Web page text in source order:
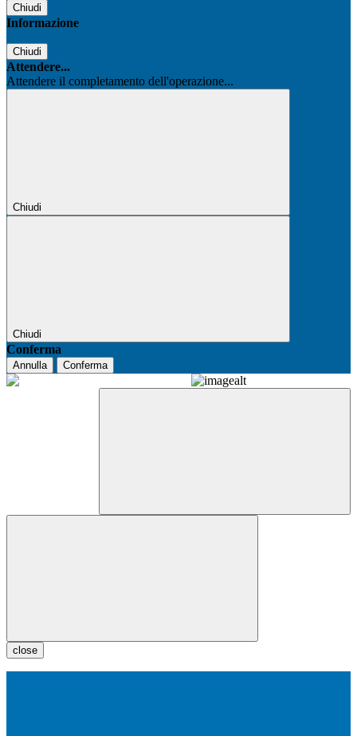
Chiudi
Informazione
Chiudi
Attendere...
Attendere il completamento dell'operazione...
Chiudi
Chiudi
Conferma
Annulla Conferma
close